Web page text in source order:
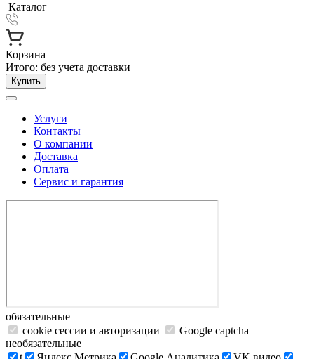
Каталог
Корзина
Итого: без учета доставки
Купить
Услуги
Контакты
О компании
Доставка
Оплата
Сервис и гарантия
обязательные
cookie сессии и авторизации
Google captcha
необязательные